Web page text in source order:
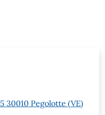
30010 Pegolotte (VE)